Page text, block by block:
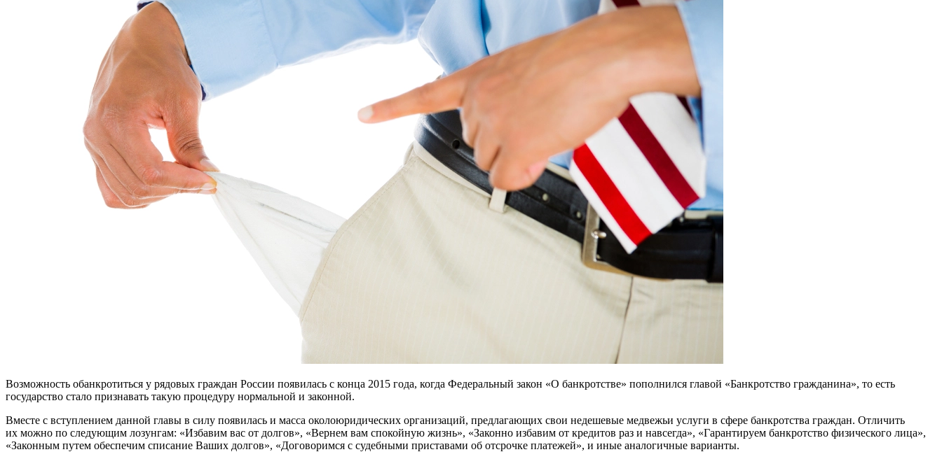
Возможность обанкротиться у рядовых граждан России появилась с конца 2015 года, когда Федеральный закон «О банкротстве» пополнился главой «Банкротство гражданина», то есть
государство стало признавать такую процедуру нормальной и законной.
Вместе с вступлением данной главы в силу появилась и масса околоюридических организаций, предлагающих свои недешевые медвежьи услуги в сфере банкротства граждан. Отличить
их можно по следующим лозунгам: «Избавим вас от долгов», «Вернем вам спокойную жизнь», «Законно избавим от кредитов раз и навсегда», «Гарантируем банкротство физического лица»,
«Законным путем обеспечим списание Ваших долгов», «Договоримся с судебными приставами об отсрочке платежей», и иные аналогичные варианты.